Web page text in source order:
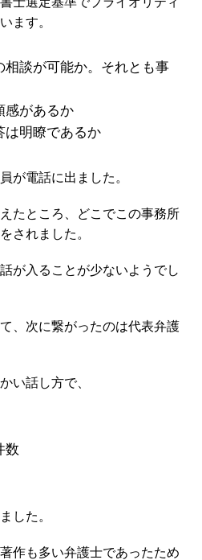
ます。
相談が可能か。それとも事
感があるか
は明瞭であるか
が電話に出ました。
たところ、どこでこの事務所
されました。
が入ることが少ないようでし
、次に繋がったのは代表弁護
い話し方で、
数
した。
作も多い弁護士であったため